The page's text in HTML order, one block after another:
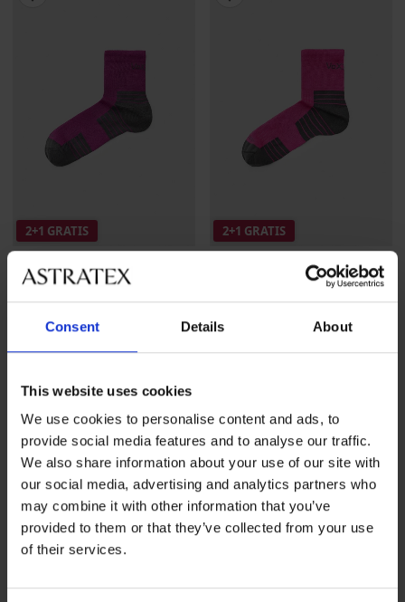
Consent Details About
This website uses cookies
We use cookies to personalise content and ads, to
provide social media features and to analyse our traffic.
We also share information about your use of our site with
our social media, advertising and analytics partners who
may combine it with other information that you’ve
provided to them or that they’ve collected from your use
of their services.
2+1 GRATIS
enkelhoog
8,09 €actie 2+1 GRATIS
2+1 GRATIS
4,9
enkelhoog